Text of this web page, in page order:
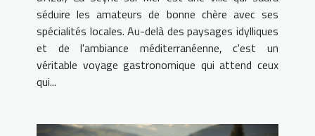
séduire les amateurs de bonne chère avec ses
spécialités locales. Au-delà des paysages idylliques
et de l'ambiance méditerranéenne, c'est un
véritable voyage gastronomique qui attend ceux
qui...